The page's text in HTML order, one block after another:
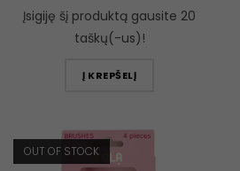
Įsigiję šį produktą gausite 20
taškų(-us)!
Į KREPŠELĮ
OUT OF STOCK